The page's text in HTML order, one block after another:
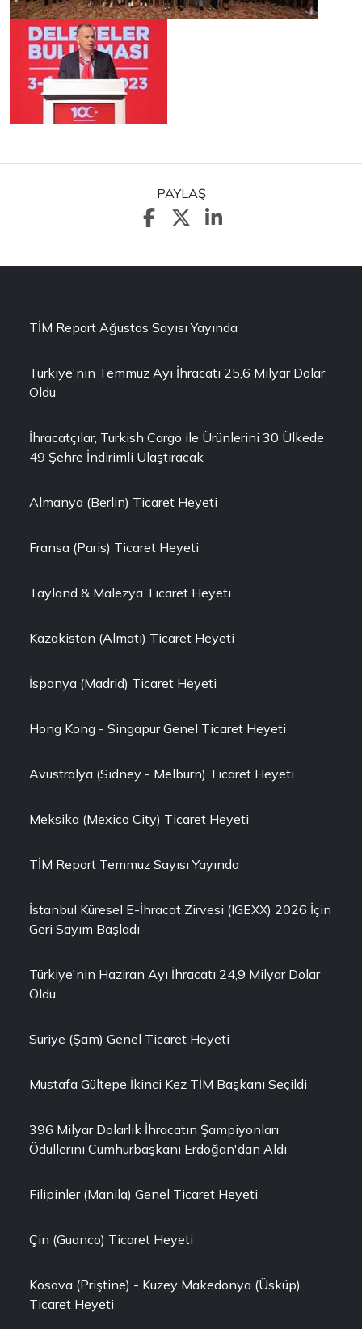
PAYLAŞ
TİM Report Ağustos Sayısı Yayında
Türkiye'nin Temmuz Ayı İhracatı 25,6 Milyar Dolar
Oldu
İhracatçılar, Turkish Cargo ile Ürünlerini 30 Ülkede
49 Şehre İndirimli Ulaştıracak
Almanya (Berlin) Ticaret Heyeti
Fransa (Paris) Ticaret Heyeti
Tayland & Malezya Ticaret Heyeti
Kazakistan (Almatı) Ticaret Heyeti
İspanya (Madrid) Ticaret Heyeti
Hong Kong - Singapur Genel Ticaret Heyeti
Avustralya (Sidney - Melburn) Ticaret Heyeti
Meksika (Mexico City) Ticaret Heyeti
TİM Report Temmuz Sayısı Yayında
İstanbul Küresel E-İhracat Zirvesi (IGEXX) 2026 İçin
Geri Sayım Başladı
Türkiye'nin Haziran Ayı İhracatı 24,9 Milyar Dolar
Oldu
Suriye (Şam) Genel Ticaret Heyeti
Mustafa Gültepe İkinci Kez TİM Başkanı Seçildi
396 Milyar Dolarlık İhracatın Şampiyonları
Ödüllerini Cumhurbaşkanı Erdoğan'dan Aldı
Filipinler (Manila) Genel Ticaret Heyeti
Çin (Guanco) Ticaret Heyeti
Kosova (Priştine) - Kuzey Makedonya (Üsküp)
Ticaret Heyeti